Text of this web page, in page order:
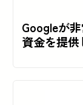
Googleが
資金を提